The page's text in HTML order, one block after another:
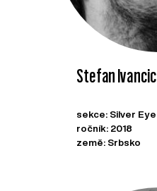
Stefan Ivancic
sekce: Silver Eye
ročník: 2018
země: Srbsko